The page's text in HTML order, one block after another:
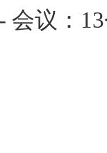
- 会议：